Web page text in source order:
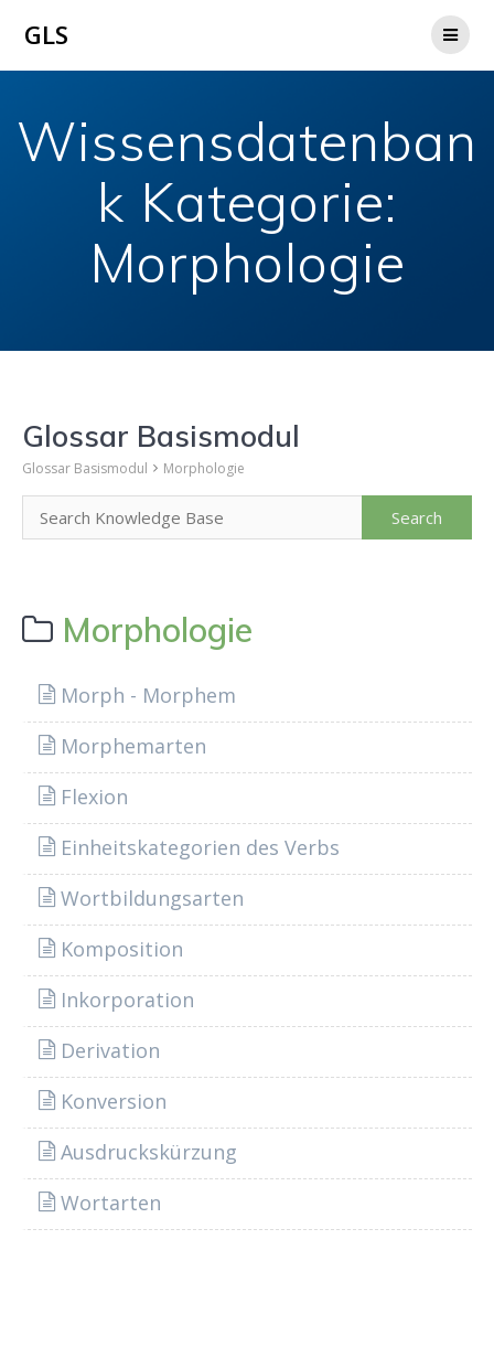
GLS
Wissensdatenban
k Kategorie:
Morphologie
Glossar Basismodul
Glossar Basismodul Morphologie
Morphologie
Morph - Morphem
Morphemarten
Flexion
Einheitskategorien des Verbs
Wortbildungsarten
Komposition
Inkorporation
Derivation
Konversion
Ausdruckskürzung
Wortarten